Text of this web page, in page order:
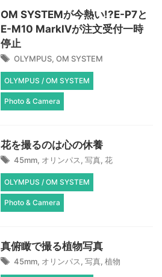
OM SYSTEMが今熱い!?E-P7と
E-M10 MarkⅣが注文受付一時
停止
OLYMPUS, OM SYSTEM
OLYMPUS / OM SYSTEM
Photo & Camera
花を撮るのは心の休養
45mm, オリンパス, 写真, 花
OLYMPUS / OM SYSTEM
Photo & Camera
真俯瞰で撮る植物写真
45mm, オリンパス, 写真, 植物